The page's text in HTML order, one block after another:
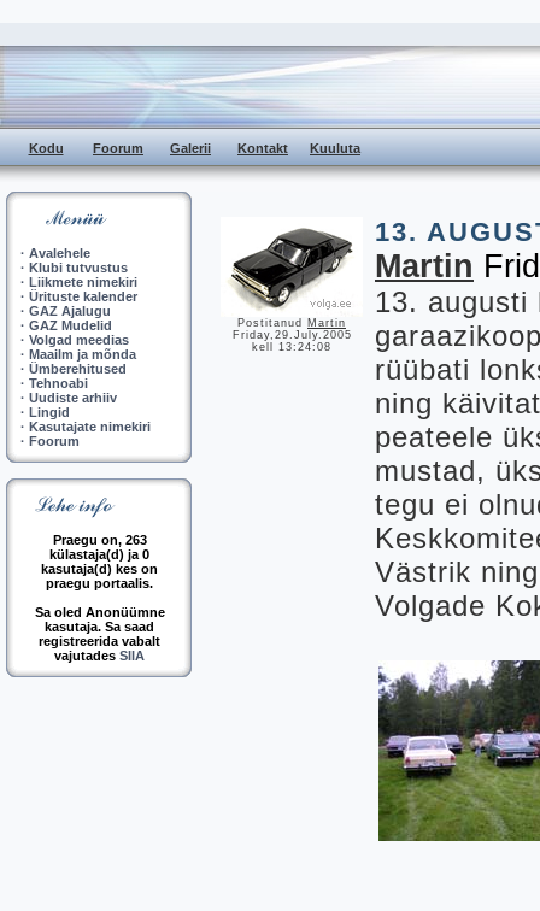
Kodu Foorum Galerii Kontakt Kuuluta
· Avalehele
· Klubi tutvustus
· Liikmete nimekiri
· Ürituste kalender
· GAZ Ajalugu
· GAZ Mudelid
· Volgad meedias
· Maailm ja mõnda
· Ümberehitused
· Tehnoabi
· Uudiste arhiiv
· Lingid
· Kasutajate nimekiri
· Foorum
Praegu on, 263
külastaja(d) ja 0
kasutaja(d) kes on
praegu portaalis.
Sa oled Anonüümne
kasutaja. Sa saad
registreerida vabalt
vajutades SIIA
Postitanud Martin
Friday,29.July.2005
kell 13:24:08
13.
Martin
13. augusti
rüübati
ning
peateele
mustad,
tegu ei
Västrik
Volgade